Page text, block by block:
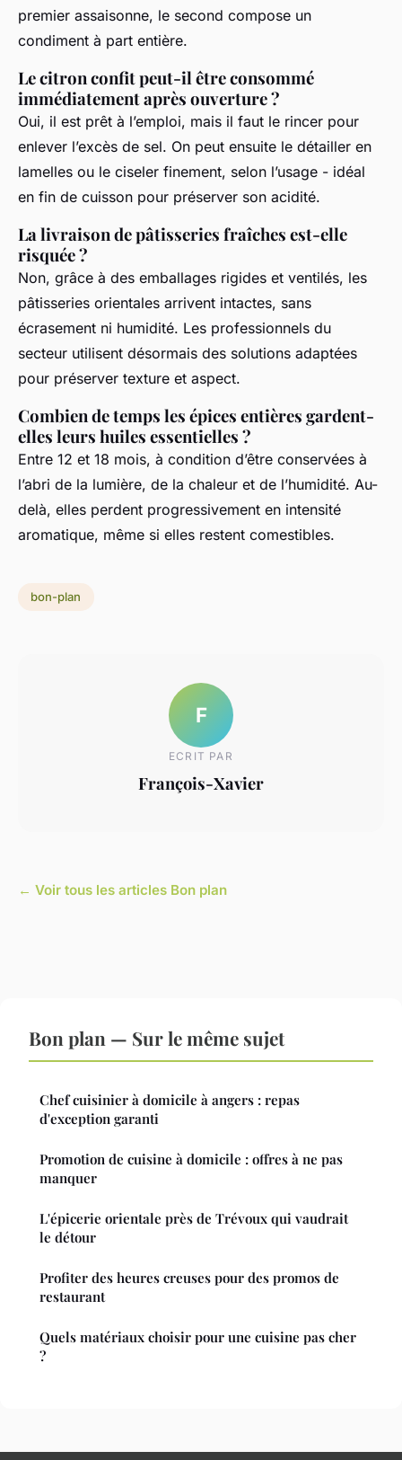
premier assaisonne, le second compose un
condiment à part entière.
Le citron confit peut-il être consommé
immédiatement après ouverture ?
Oui, il est prêt à l’emploi, mais il faut le rincer pour
enlever l’excès de sel. On peut ensuite le détailler en
lamelles ou le ciseler finement, selon l’usage - idéal
en fin de cuisson pour préserver son acidité.
La livraison de pâtisseries fraîches est-elle
risquée ?
Non, grâce à des emballages rigides et ventilés, les
pâtisseries orientales arrivent intactes, sans
écrasement ni humidité. Les professionnels du
secteur utilisent désormais des solutions adaptées
pour préserver texture et aspect.
Combien de temps les épices entières gardent-
elles leurs huiles essentielles ?
Entre 12 et 18 mois, à condition d’être conservées à
l’abri de la lumière, de la chaleur et de l’humidité. Au-
delà, elles perdent progressivement en intensité
aromatique, même si elles restent comestibles.
bon-plan
F
ECRIT PAR
François-Xavier
← Voir tous les articles Bon plan
Bon plan — Sur le même sujet
Chef cuisinier à domicile à angers : repas
d'exception garanti
Promotion de cuisine à domicile : offres à ne pas
manquer
L'épicerie orientale près de Trévoux qui vaudrait
le détour
Profiter des heures creuses pour des promos de
restaurant
Quels matériaux choisir pour une cuisine pas cher
?